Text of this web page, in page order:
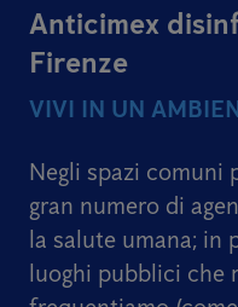
Anticimex
Firenze
VIVI IN UN
Negli spazi comuni
gran numero di
la salute umana; in
luoghi pubblici che